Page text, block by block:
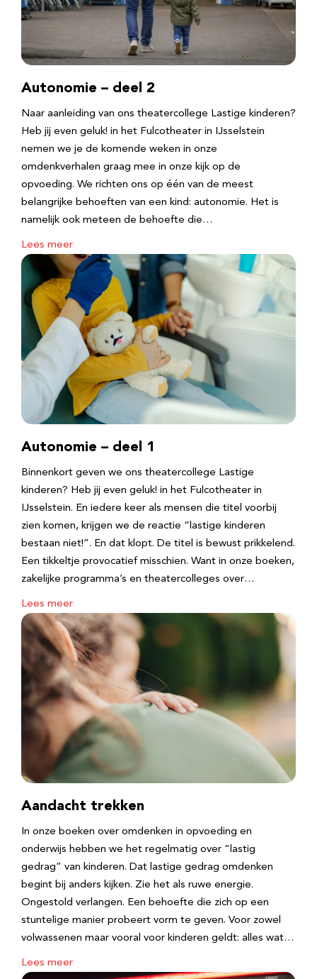
Autonomie – deel 2
Naar aanleiding van ons theatercollege Lastige kinderen?
Heb jij even geluk! in het Fulcotheater in IJsselstein
nemen we je de komende weken in onze
omdenkverhalen graag mee in onze kijk op de
opvoeding. We richten ons op één van de meest
belangrijke behoeften van een kind: autonomie. Het is
namelijk ook meteen de behoefte die…
Lees meer
Autonomie – deel 1
Binnenkort geven we ons theatercollege Lastige
kinderen? Heb jij even geluk! in het Fulcotheater in
IJsselstein. En iedere keer als mensen die titel voorbij
zien komen, krijgen we de reactie “lastige kinderen
bestaan niet!”. En dat klopt. De titel is bewust prikkelend.
Een tikkeltje provocatief misschien. Want in onze boeken,
zakelijke programma’s en theatercolleges over…
Lees meer
Aandacht trekken
In onze boeken over omdenken in opvoeding en
onderwijs hebben we het regelmatig over “lastig
gedrag” van kinderen. Dat lastige gedrag omdenken
begint bij anders kijken. Zie het als ruwe energie.
Ongestold verlangen. Een behoefte die zich op een
stuntelige manier probeert vorm te geven. Voor zowel
volwassenen maar vooral voor kinderen geldt: alles wat…
Lees meer